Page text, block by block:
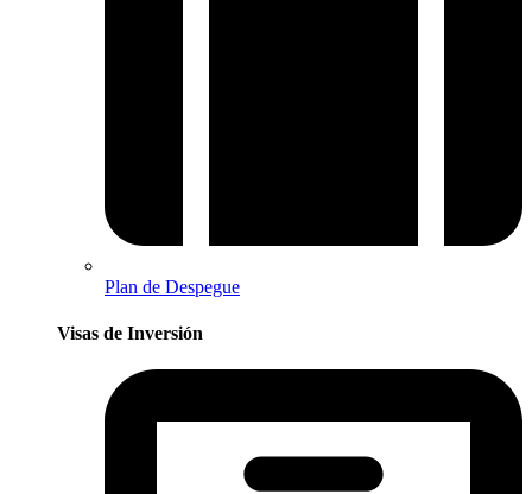
Plan de Despegue
Visas de Inversión